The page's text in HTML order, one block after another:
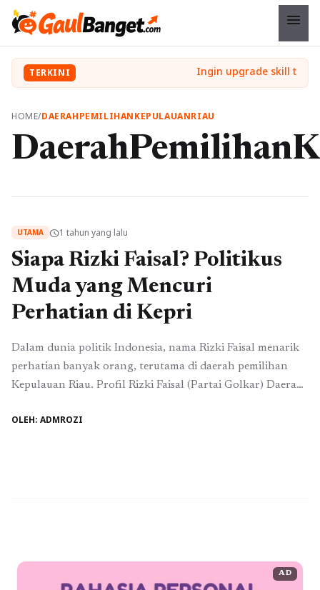
menu
TERKINI
HOME/DAERAHPEMILIHANKEPULAUANRIAU
UTAMA schedule1 tahun yang lalu
Siapa Rizki Faisal? Politikus
Muda yang Mencuri
Perhatian di Kepri
Dalam dunia politik Indonesia, nama Rizki Faisal menarik
perhatian banyak orang, terutama di daerah pemilihan
Kepulauan Riau. Profil Rizki Faisal (Partai Golkar) Daerah
menjelang pemilu mendatang. Sebagai seorang politisi
OLEH: ADMROZI
AD